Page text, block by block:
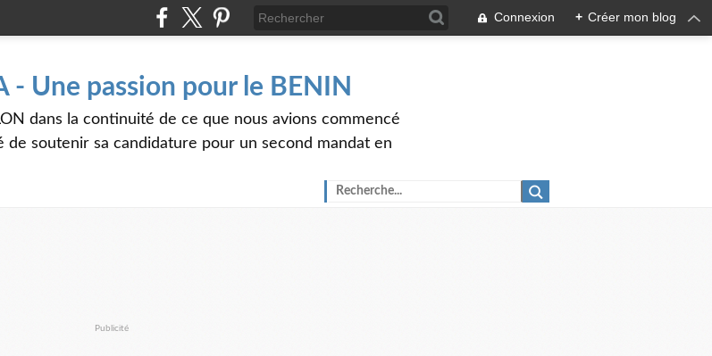
Connexion + Créer mon blog
- Une passion pour le BENIN
dans la continuité de ce que nous avions commencé
soutenir sa candidature pour un second mandat en
Publicité